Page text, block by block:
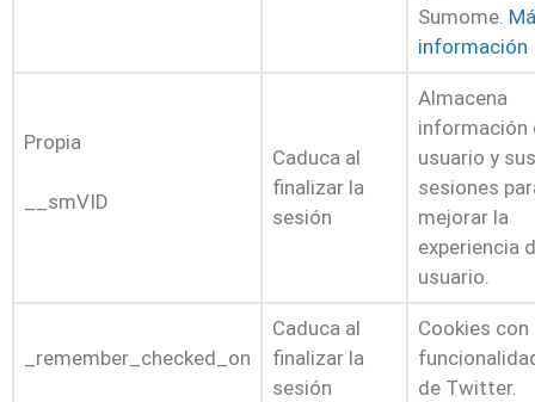
Sumome.
información
Propia
__smVID
Caduca al
finalizar la
sesión
Almacena
información
usuario y sus
sesiones
mejorar la
experiencia
usuario.
_remember_checked_on
Caduca al
finalizar la
sesión
Cookies con
de Twitter.